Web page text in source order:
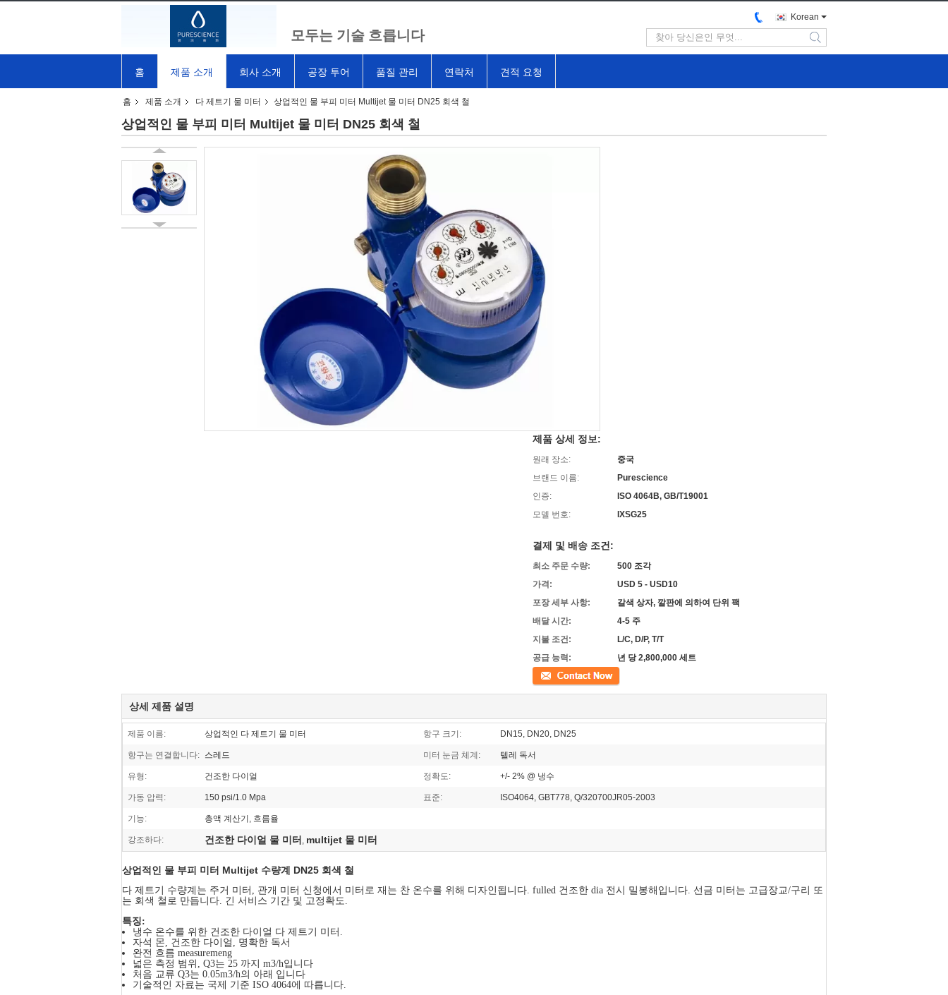
모두는 기술 흐릅니다
Korean
search
홈 제품 소개 회사 소개 공장 투어 품질 관리 연락처 견적 요청
홈 제품 소개 다 제트기 물 미터 상업적인 물 부피 미터 Multijet 물 미터 DN25 회색 철
상업적인 물 부피 미터 Multijet 물 미터 DN25 회색 철
제품 상세 정보:
원래 장소:
중국
브랜드 이름:
Purescience
인증:
ISO 4064B, GB/T19001
모델 번호:
IXSG25
결제 및 배송 조건:
최소 주문 수량:
500 조각
가격:
USD 5 - USD10
포장 세부 사항:
갈색 상자, 깔판에 의하여 단위 팩
배달 시간:
4-5 주
지불 조건:
L/C, D/P, T/T
공급 능력:
년 당 2,800,000 세트
접촉
상세 제품 설명
제품 이름: 상업적인 다 제트기 물 미터 항구 크기: DN15, DN20, DN25
항구는 연결합니다: 스레드 미터 눈금 체계: 텔레 독서
유형: 건조한 다이얼 정확도: +/- 2% @ 냉수
가동 압력: 150 psi/1.0 Mpa 표준: ISO4064, GBT778, Q/320700JR05-2003
기능: 총액 계산기, 흐름율
강조하다: 건조한 다이얼 물 미터 , multijet 물 미터
상업적인 물 부피 미터 Multijet 수량계 DN25 회색 철
다 제트기 수량계는 주거 미터, 관개 미터 신청에서 미터로 재는 찬 온수를 위해 디자인됩니다. fulled 건조한 dia 전시 밀봉해입니다. 선금 미터는 고급장교/구리 또
는 회색 철로 만듭니다. 긴 서비스 기간 및 고정확도.
특징:
냉수 온수를 위한 건조한 다이얼 다 제트기 미터.
자석 몬, 건조한 다이얼, 명확한 독서
완전 흐름 measuremeng
넓은 측정 범위, Q3는 25 까지 m3/h입니다
처음 교류 Q3는 0.05m3/h의 아래 입니다
기술적인 자료는 국제 기준 ISO 4064에 따릅니다.